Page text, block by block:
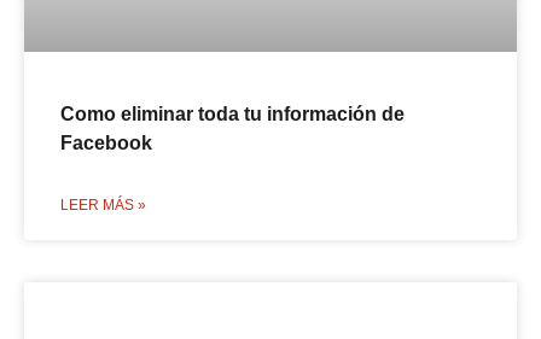
Como eliminar toda tu información de
Facebook
LEER MÁS »